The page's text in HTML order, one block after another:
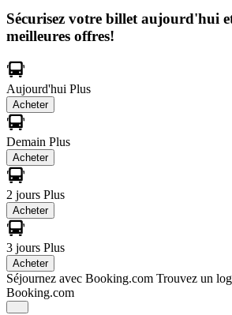
Sécurisez votre billet aujourd'hui
meilleures offres!
Aujourd'hui Plus
Acheter
Demain Plus
Acheter
2 jours Plus
Acheter
3 jours Plus
Acheter
Séjournez avec Booking.com Trouvez un
Booking.com